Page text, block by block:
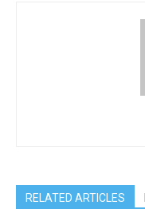
RELATED ARTICLES